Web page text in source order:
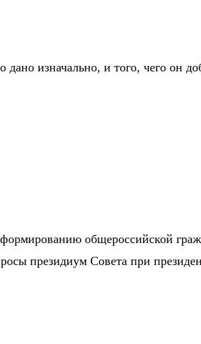
изначально, и того, чего он
общероссийской
президиум Совета при